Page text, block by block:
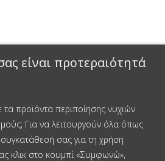
είναι προτεραιότητά
προϊόντα περιποίησης νυχιών
Για να λειτουργούν όλα όπως
σας για τη χρήση
κλικ στο κουμπί «Συμφωνώ»,